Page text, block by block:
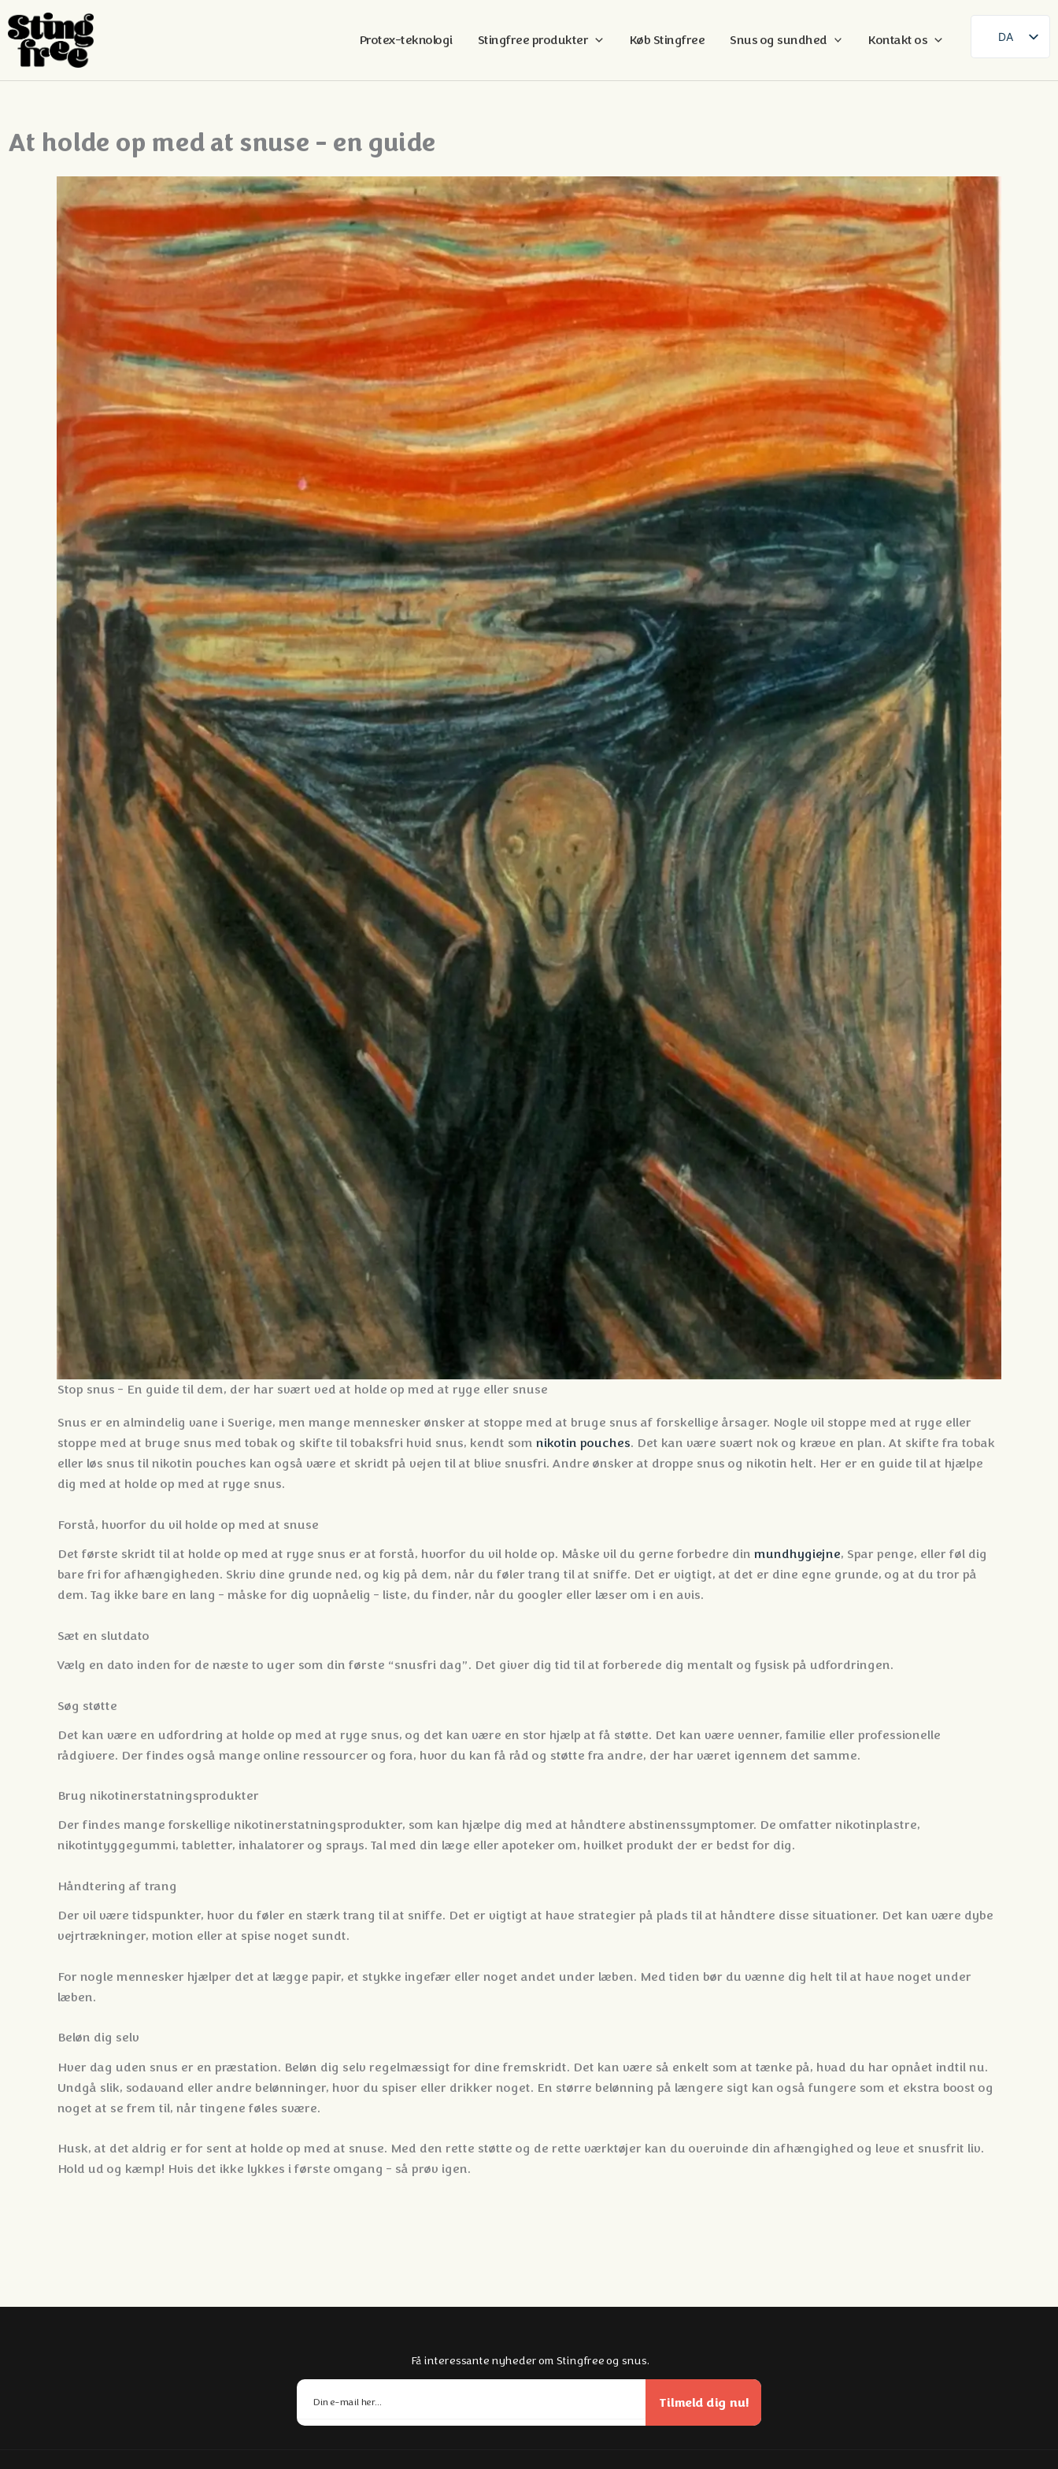
indhold
Protex-teknologi Stingfree produkter Køb Stingfree Snus og sundhed Kontakt os
DA
At holde op med at snuse - en guide
Stop snus - En guide til dem, der har svært ved at holde op med at ryge eller snuse
Snus er en almindelig vane i Sverige, men mange mennesker ønsker at stoppe med at bruge snus af forskellige årsager. Nogle vil stoppe med at ryge eller
stoppe med at bruge snus med tobak og skifte til tobaksfri hvid snus, kendt som nikotin pouches. Det kan være svært nok og kræve en plan. At skifte fra tobak
eller løs snus til nikotin pouches kan også være et skridt på vejen til at blive snusfri. Andre ønsker at droppe snus og nikotin helt. Her er en guide til at hjælpe
dig med at holde op med at ryge snus.
Forstå, hvorfor du vil holde op med at snuse
Det første skridt til at holde op med at ryge snus er at forstå, hvorfor du vil holde op. Måske vil du gerne forbedre din mundhygiejne, Spar penge, eller føl dig
bare fri for afhængigheden. Skriv dine grunde ned, og kig på dem, når du føler trang til at sniffe. Det er vigtigt, at det er dine egne grunde, og at du tror på
dem. Tag ikke bare en lang - måske for dig uopnåelig - liste, du finder, når du googler eller læser om i en avis.
Sæt en slutdato
Vælg en dato inden for de næste to uger som din første “snusfri dag”. Det giver dig tid til at forberede dig mentalt og fysisk på udfordringen.
Søg støtte
Det kan være en udfordring at holde op med at ryge snus, og det kan være en stor hjælp at få støtte. Det kan være venner, familie eller professionelle
rådgivere. Der findes også mange online ressourcer og fora, hvor du kan få råd og støtte fra andre, der har været igennem det samme.
Brug nikotinerstatningsprodukter
Der findes mange forskellige nikotinerstatningsprodukter, som kan hjælpe dig med at håndtere abstinenssymptomer. De omfatter nikotinplastre,
nikotintyggegummi, tabletter, inhalatorer og sprays. Tal med din læge eller apoteker om, hvilket produkt der er bedst for dig.
Håndtering af trang
Der vil være tidspunkter, hvor du føler en stærk trang til at sniffe. Det er vigtigt at have strategier på plads til at håndtere disse situationer. Det kan være dybe
vejrtrækninger, motion eller at spise noget sundt.
For nogle mennesker hjælper det at lægge papir, et stykke ingefær eller noget andet under læben. Med tiden bør du vænne dig helt til at have noget under
læben.
Beløn dig selv
Hver dag uden snus er en præstation. Beløn dig selv regelmæssigt for dine fremskridt. Det kan være så enkelt som at tænke på, hvad du har opnået indtil nu.
Undgå slik, sodavand eller andre belønninger, hvor du spiser eller drikker noget. En større belønning på længere sigt kan også fungere som et ekstra boost og
noget at se frem til, når tingene føles svære.
Husk, at det aldrig er for sent at holde op med at snuse. Med den rette støtte og de rette værktøjer kan du overvinde din afhængighed og leve et snusfrit liv.
Hold ud og kæmp! Hvis det ikke lykkes i første omgang - så prøv igen.
Få interessante nyheder om Stingfree og snus.
Tilmeld dig nu!